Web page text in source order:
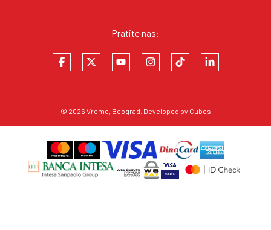
Pratite nas:
© 2026 Vreme, Beograd. Developed by Cubes